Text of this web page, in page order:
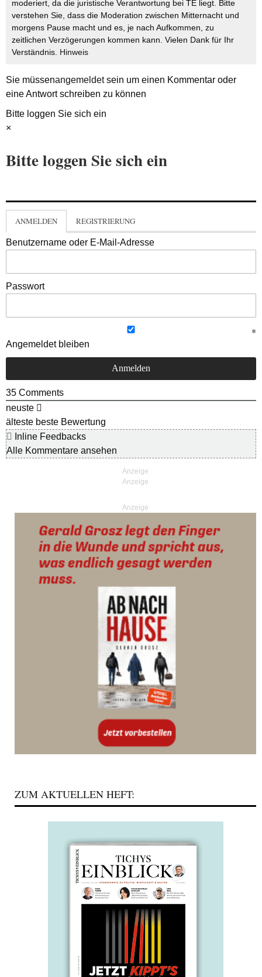
moderiert, da die juristische Verantwortung bei TE liegt. Bitte
verstehen Sie, dass die Moderation zwischen Mitternacht und
morgens Pause macht und es, je nach Aufkommen, zu
zeitlichen Verzögerungen kommen kann. Vielen Dank für Ihr
Verständnis. Hinweis
Sie müssenangemeldetsein um einen Kommentar oder
eine Antwort schreiben zu können
Bitte loggen Sie sich ein
×
Bitte loggen Sie sich ein
ANMELDEN REGISTRIERUNG
Benutzername oder E-Mail-Adresse
Passwort
Angemeldet bleiben
35 Comments
neuste
älteste beste Bewertung
Inline Feedbacks
Alle Kommentare ansehen
Anzeige
ZUM AKTUELLEN HEFT: